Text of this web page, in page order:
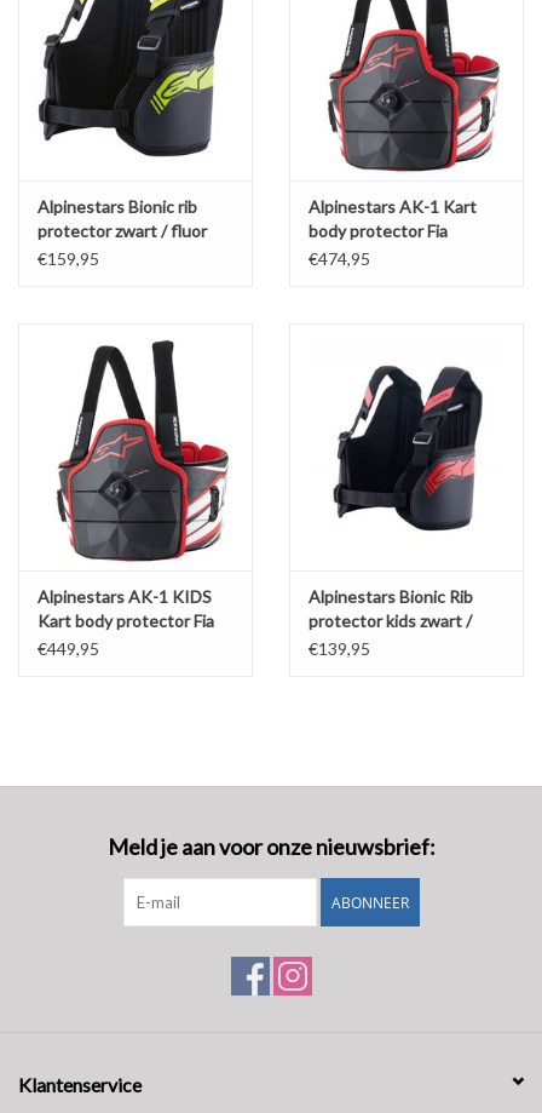
Alpinestars Bionic rib
protector zwart / fluor
Geel
€159,95
Alpinestars AK-1 Kart
body protector Fia
gekeurd
€474,95
Alpinestars AK-1 KIDS
Kart body protector Fia
gekeurd
€449,95
Alpinestars Bionic Rib
protector kids zwart /
rood
€139,95
Meld je aan voor onze nieuwsbrief:
ABONNEER
Klantenservice